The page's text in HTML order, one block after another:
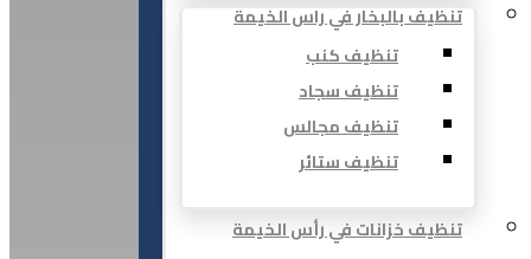
تنظيف بالبخار في راس الخيمة
تنظيف كنب
تنظيف سجاد
تنظيف مجالس
تنظيف ستائر
تنظيف خزانات في رأس الخيمة